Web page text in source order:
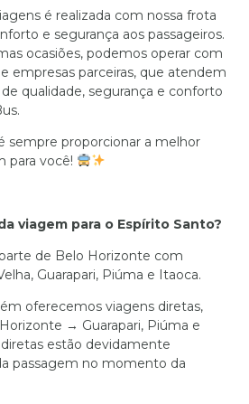
é realizada com nossa frota
e segurança aos passageiros.
ocasiões, podemos operar com
empresas parceiras, que atendem
qualidade, segurança e conforto
sempre proporcionar a melhor
para você!
viagem para o Espírito Santo?
de Belo Horizonte com
Guarapari, Piúma e Itaoca.
oferecemos viagens diretas,
→ Guarapari, Piúma e
estão devidamente
passagem no momento da